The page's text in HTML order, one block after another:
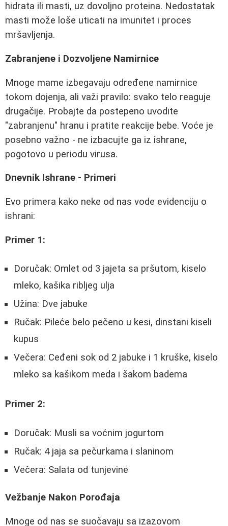
hidrata ili masti, uz dovoljno proteina. Nedostatak
masti može loše uticati na imunitet i proces
mršavljenja.
Zabranjene i Dozvoljene Namirnice
Mnoge mame izbegavaju određene namirnice
tokom dojenja, ali važi pravilo: svako telo reaguje
drugačije. Probajte da postepeno uvodite
"zabranjenu" hranu i pratite reakcije bebe. Voće je
posebno važno - ne izbacujte ga iz ishrane,
pogotovo u periodu virusa.
Dnevnik Ishrane - Primeri
Evo primera kako neke od nas vode evidenciju o
ishrani:
Primer 1:
Doručak: Omlet od 3 jajeta sa pršutom, kiselo
mleko, kašika ribljeg ulja
Užina: Dve jabuke
Ručak: Pileće belo pečeno u kesi, dinstani kiseli
kupus
Večera: Ceđeni sok od 2 jabuke i 1 kruške, kiselo
mleko sa kašikom meda i šakom badema
Primer 2:
Doručak: Musli sa voćnim jogurtom
Ručak: 4 jaja sa pečurkama i slaninom
Večera: Salata od tunjevine
Vežbanje Nakon Porođaja
Mnoge od nas se suočavaju sa izazovom